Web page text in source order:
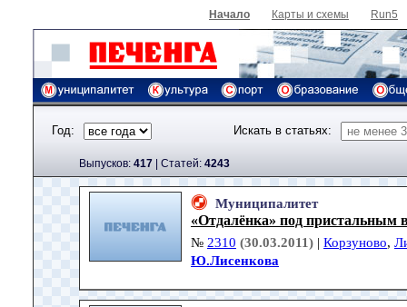
Начало Карты и схемы Run5
Год: Искать в статьях:
Выпусков: 417 | Cтатей: 4243
Муниципалитет
«Отдалёнка» под пристальным
№ 2310 (30.03.2011) | Корзуново,
Ю.Лисенкова